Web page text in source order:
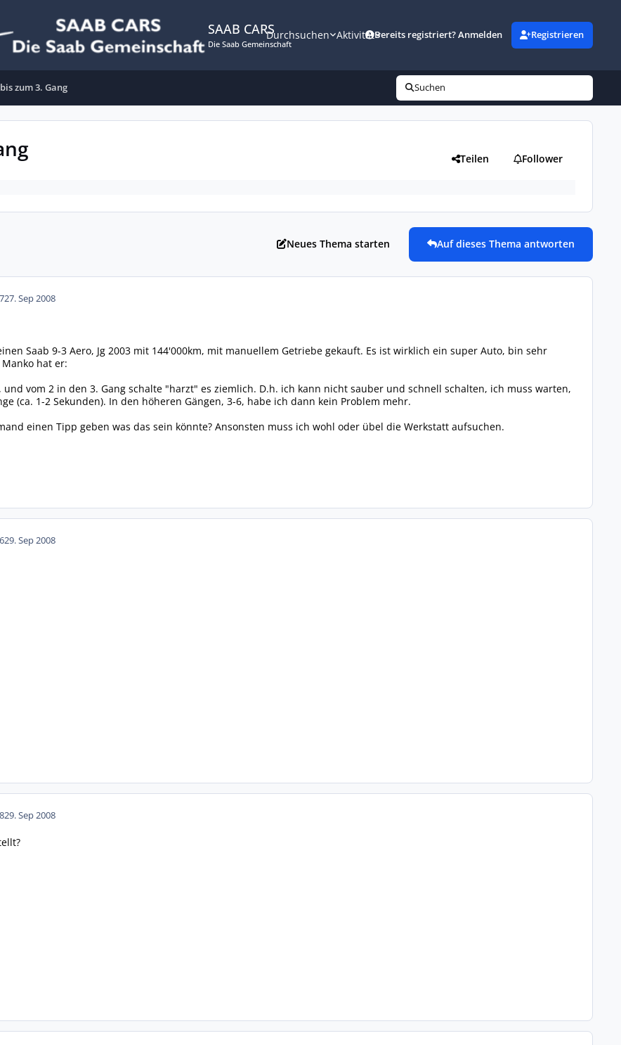
SAAB CARS
Die Saab Gemeinschaft
Durchsuchen AktivitätBereits registriert? Anmelden Registrieren
zum 3. Gang Suchen
Teilen Follower
Neues Thema starten Auf dieses Thema antworten
27. Sep 2008
Saab 9-3 Aero, Jg 2003 mit 144'000km, mit manuellem Getriebe gekauft. Es ist wirklich ein super Auto, bin sehr
hat er:
und vom 2 in den 3. Gang schalte "harzt" es ziemlich. D.h. ich kann nicht sauber und schnell schalten, ich muss warten,
(ca. 1-2 Sekunden). In den höheren Gängen, 3-6, habe ich dann kein Problem mehr.
einen Tipp geben was das sein könnte? Ansonsten muss ich wohl oder übel die Werkstatt aufsuchen.
29. Sep 2008
29. Sep 2008